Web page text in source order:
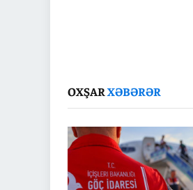
OXŞARXƏBƏRƏR